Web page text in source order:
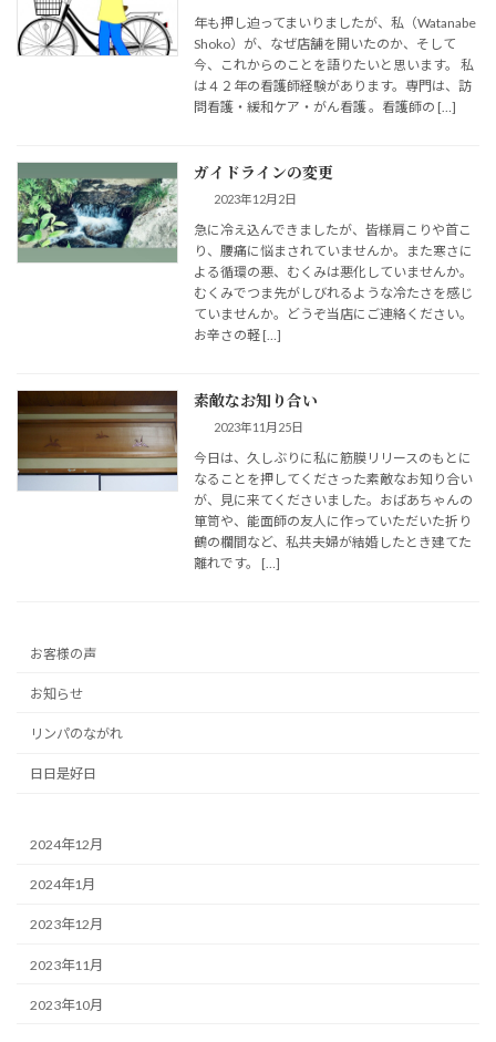
年も押し迫ってまいりましたが、私（Watanabe
Shoko）が、なぜ店舗を開いたのか、そして
今、これからのことを語りたいと思います。 私
は４２年の看護師経験があります。専門は、訪
問看護・緩和ケア・がん看護 。看護師の […]
ガイドラインの変更
2023年12月2日
急に冷え込んできましたが、皆様肩こりや首こ
り、腰痛に悩まされていませんか。また寒さに
よる循環の悪、むくみは悪化していませんか。
むくみでつま先がしびれるような冷たさを感じ
ていませんか。どうぞ当店にご連絡ください。
お辛さの軽 […]
素敵なお知り合い
2023年11月25日
今日は、久しぶりに私に筋膜リリースのもとに
なることを押してくださった素敵なお知り合い
が、見に来てくださいました。おばあちゃんの
箪笥や、能面師の友人に作っていただいた折り
鶴の欄間など、私共夫婦が結婚したとき建てた
離れです。 […]
お客様の声
お知らせ
リンパのながれ
日日是好日
2024年12月
2024年1月
2023年12月
2023年11月
2023年10月